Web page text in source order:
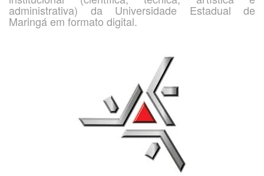
administrativa) da Universidade Estadual de
Maringá em formato digital.